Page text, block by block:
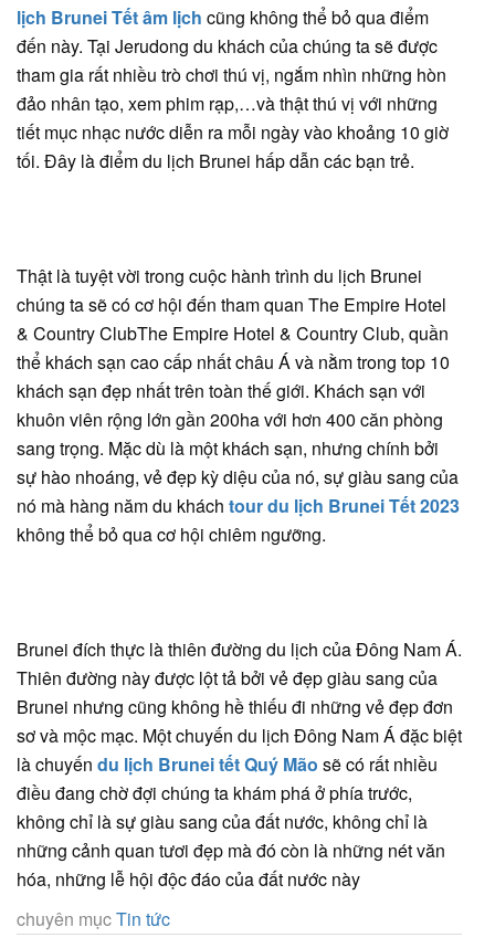
lịch Brunei Tết âm lịch cũng không thể bỏ qua điểm
đến này. Tại Jerudong du khách của chúng ta sẽ được
tham gia rất nhiều trò chơi thú vị, ngắm nhìn những hòn
đảo nhân tạo, xem phim rạp,…và thật thú vị với những
tiết mục nhạc nước diễn ra mỗi ngày vào khoảng 10 giờ
tối. Đây là điểm du lịch Brunei hấp dẫn các bạn trẻ.
Thật là tuyệt vời trong cuộc hành trình du lịch Brunei
chúng ta sẽ có cơ hội đến tham quan The Empire Hotel
& Country ClubThe Empire Hotel & Country Club, quần
thể khách sạn cao cấp nhất châu Á và nằm trong top 10
khách sạn đẹp nhất trên toàn thế giới. Khách sạn với
khuôn viên rộng lớn gần 200ha với hơn 400 căn phòng
sang trọng. Mặc dù là một khách sạn, nhưng chính bởi
sự hào nhoáng, vẻ đẹp kỳ diệu của nó, sự giàu sang của
nó mà hàng năm du khách tour du lịch Brunei Tết 2023
không thể bỏ qua cơ hội chiêm ngưỡng.
Brunei đích thực là thiên đường du lịch của Đông Nam Á.
Thiên đường này được lột tả bởi vẻ đẹp giàu sang của
Brunei nhưng cũng không hề thiếu đi những vẻ đẹp đơn
sơ và mộc mạc. Một chuyến du lịch Đông Nam Á đặc biệt
là chuyến du lịch Brunei tết Quý Mão sẽ có rất nhiều
điều đang chờ đợi chúng ta khám phá ở phía trước,
không chỉ là sự giàu sang của đất nước, không chỉ là
những cảnh quan tươi đẹp mà đó còn là những nét văn
hóa, những lễ hội độc đáo của đất nước này
chuyên mụcTin tức